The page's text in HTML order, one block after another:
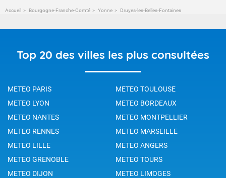
Accueil Bourgogne-Franche-Comté Yonne Druyes-les-Belles-Fontaines
Top 20 des villes les plus consultées
METEO PARIS
METEO TOULOUSE
METEO LYON
METEO BORDEAUX
METEO NANTES
METEO MONTPELLIER
METEO RENNES
METEO MARSEILLE
METEO LILLE
METEO ANGERS
METEO GRENOBLE
METEO TOURS
METEO DIJON
METEO LIMOGES